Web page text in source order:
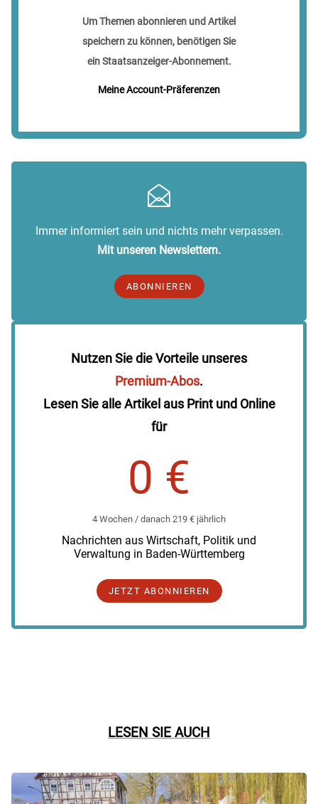
Um Themen abonnieren und Artikel
speichern zu können, benötigen Sie
ein Staatsanzeiger-Abonnement.
Meine Account-Präferenzen
Immer informiert sein und nichts mehr verpassen.
Mit unseren Newslettern.
ABONNIEREN
Nutzen Sie die Vorteile unseres
Premium-Abos.
Lesen Sie alle Artikel aus Print und Online
für
0 €
4 Wochen / danach 219 € jährlich
Nachrichten aus Wirtschaft, Politik und
Verwaltung in Baden-Württemberg
JETZT ABONNIEREN
LESEN SIE AUCH